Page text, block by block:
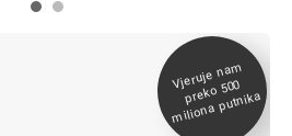
Vjeruje na
m
preko 500
miliona putnika